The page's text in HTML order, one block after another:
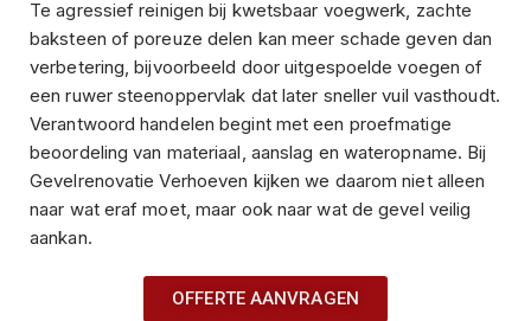
Te agressief reinigen bij kwetsbaar voegwerk, zachte
baksteen of poreuze delen kan meer schade geven dan
verbetering, bijvoorbeeld door uitgespoelde voegen of
een ruwer steenoppervlak dat later sneller vuil vasthoudt.
Verantwoord handelen begint met een proefmatige
beoordeling van materiaal, aanslag en wateropname. Bij
Gevelrenovatie Verhoeven kijken we daarom niet alleen
naar wat eraf moet, maar ook naar wat de gevel veilig
aankan.
OFFERTE AANVRAGEN